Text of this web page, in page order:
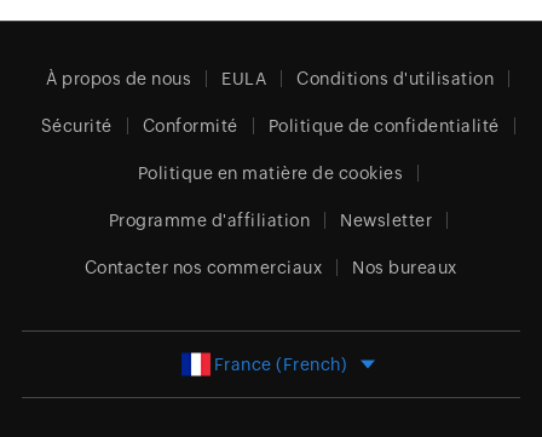
À propos de nous EULA Conditions d'utilisation
Sécurité Conformité Politique de confidentialité
Politique en matière de cookies
Programme d'affiliation Newsletter
Contacter nos commerciaux Nos bureaux
France (French)